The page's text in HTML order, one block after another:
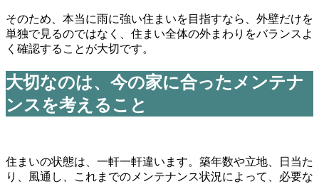
そのため、本当に雨に強い住まいを目指すなら、外壁だけを
単独で見るのではなく、住まい全体の外まわりをバランスよ
く確認することが大切です。
大切なのは、今の家に合ったメンテナ
ンスを考えること
住まいの状態は、一軒一軒違います。築年数や立地、日当た
り、風通し、これまでのメンテナンス状況によって、必要な